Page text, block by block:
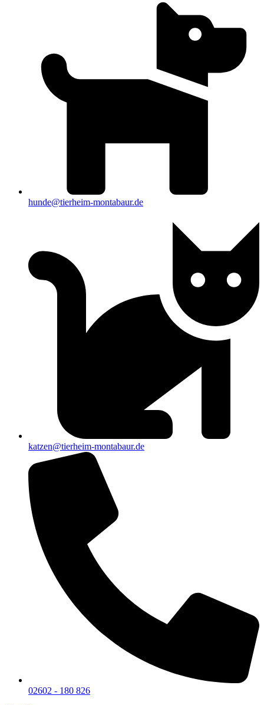
hunde@tierheim-montabaur.de
katzen@tierheim-montabaur.de
02602 - 180 826